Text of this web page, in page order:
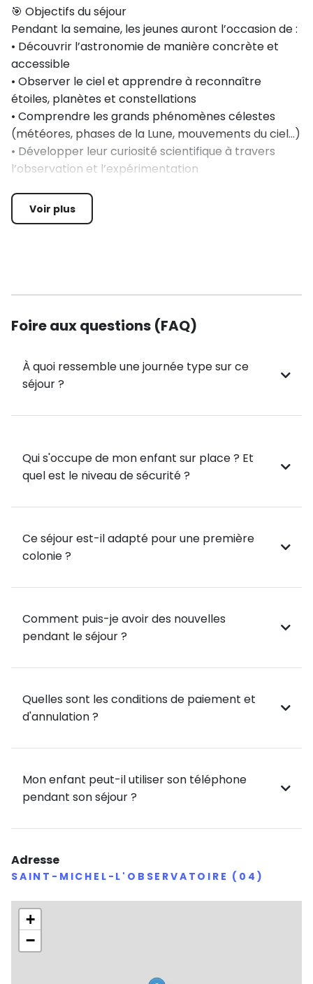
🎯 Objectifs du séjour
Pendant la semaine, les jeunes auront l’occasion de :
• Découvrir l’astronomie de manière concrète et
accessible
• Observer le ciel et apprendre à reconnaître
étoiles, planètes et constellations
• Comprendre les grands phénomènes célestes
(météores, phases de la Lune, mouvements du ciel…)
• Développer leur curiosité scientifique à travers
l’observation et l’expérimentation
découverte et de l’émerveillement
👉 L’objectif : mieux comprendre l’univers tout en
Voir plus
Foire aux questions (FAQ)
À quoi ressemble une journée type sur ce
séjour ?
Qui s'occupe de mon enfant sur place ? Et
quel est le niveau de sécurité ?
Ce séjour est-il adapté pour une première
colonie ?
Comment puis-je avoir des nouvelles
pendant le séjour ?
Quelles sont les conditions de paiement et
d'annulation ?
Mon enfant peut-il utiliser son téléphone
pendant son séjour ?
Adresse
SAINT-MICHEL-L'OBSERVATOIRE (04)
+
−